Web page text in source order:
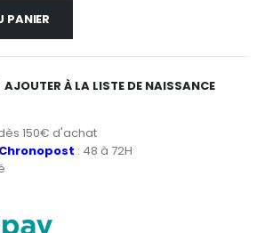
PANIER
AJOUTER À LA LISTE DE NAISSANCE
150€ d'achat
Chronopost : 48 à 72H